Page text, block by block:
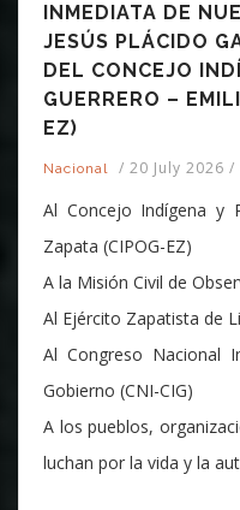
INMEDIATA DE
JESÚS PLÁCIDO
DEL CONCEJO
GUERRERO –
EZ)
Nacional / 20 July 2026 /
Al Concejo Indígena y
Zapata (CIPOG-EZ)
A la Misión Civil de
Al Ejército Zapatista de
Al Congreso Nacional
Gobierno (CNI-CIG)
A los pueblos,
luchan por la vida y la